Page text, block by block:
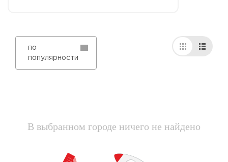
по
популярности
В выбранном городе ничего не найдено